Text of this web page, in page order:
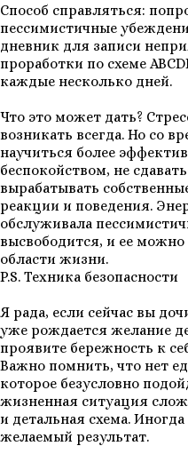
Способ справляться:
пессимистичные
дневник для записи
проработки по схеме
каждые несколько дней.
Что это может дать?
возникать всегда. Но со
научиться более
беспокойством, не
вырабатывать
реакции и поведения.
обслуживала
высвободится, и ее
области жизни.
P.S. Техника безопасности
Я рада, если сейчас вы
уже рождается желание
проявите бережность к
Важно помнить, что нет
которое безусловно
жизненная ситуация
и детальная схема.
желаемый результат.